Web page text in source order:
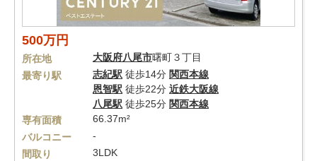
500万円
所在地 大阪府八尾市曙町３丁目
最寄り駅
志紀駅 徒歩14分 関西本線
恩智駅 徒歩22分 近鉄大阪線
八尾駅 徒歩25分 関西本線
専有面積
66.37m²
バルコニー
-
間取り
3LDK